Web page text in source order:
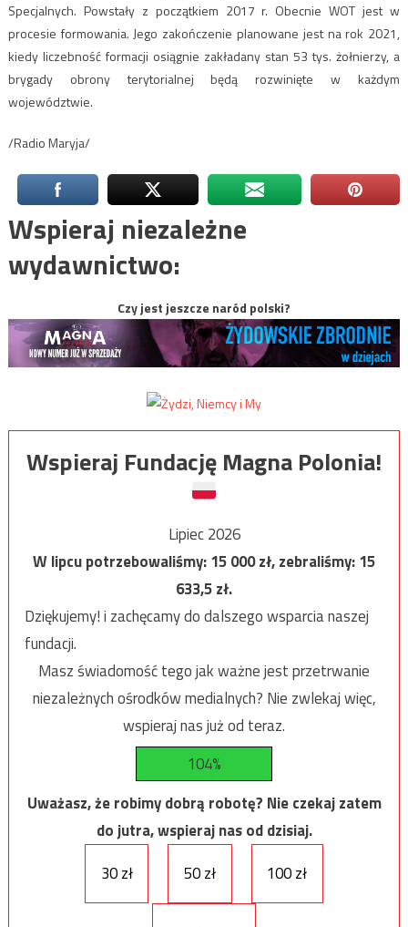
Specjalnych. Powstały z początkiem 2017 r. Obecnie WOT jest w
procesie formowania. Jego zakończenie planowane jest na rok 2021,
kiedy liczebność formacji osiągnie zakładany stan 53 tys. żołnierzy, a
brygady obrony terytorialnej będą rozwinięte w każdym
województwie.
/Radio Maryja/
Wspieraj niezależne
wydawnictwo:
Czy jest jeszcze naród polski?
Wspieraj Fundację Magna Polonia!
Lipiec 2026
W lipcu potrzebowaliśmy:15 000zł, zebraliśmy:15
633,5zł.
Dziękujemy! i zachęcamy do dalszego wsparcia naszej
fundacji.
Masz świadomość tego jak ważne jest przetrwanie
niezależnych ośrodków medialnych? Nie zwlekaj więc,
wspieraj nas już od teraz.
104%
Uważasz, że robimy dobrą robotę? Nie czekaj zatem
do jutra, wspieraj nas od dzisiaj.
30 zł
50 zł 100 zł